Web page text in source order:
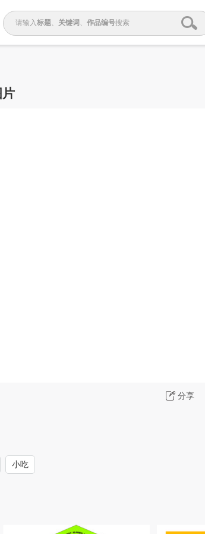
请输入标题、 关键词 、 作品编号搜索
分享
小吃